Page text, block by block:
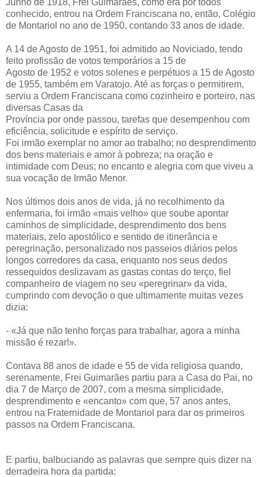
Junho de 1918, Frei Guimarães, como era por todos
conhecido, entrou na Ordem Franciscana no, então, Colégio
de Montariol no ano de 1950, contando 33 anos de idade.
A 14 de Agosto de 1951, foi admitido ao Noviciado, tendo
feito profissão de votos temporários a 15 de
Agosto de 1952 e votos solenes e perpétuos a 15 de Agosto
de 1955, também em Varatojo. Até as forças o permitirem,
serviu a Ordem Franciscana como cozinheiro e porteiro, nas
diversas Casas da
Província por onde passou, tarefas que desempenhou com
eficiência, solicitude e espírito de serviço.
Foi irmão exemplar no amor ao trabalho; no desprendimento
dos bens materiais e amor à pobreza; na oração e
intimidade com Deus; no encanto e alegria com que viveu a
sua vocação de Irmão Menor.
Nos últimos dois anos de vida, já no recolhimento da
enfermaria, foi irmão «mais velho» que soube apontar
caminhos de simplicidade, desprendimento dos bens
materiais, zelo apostólico e sentido de itinerância e
peregrinação, personalizado nos passeios diários pelos
longos corredores da casa, enquanto nos seus dedos
ressequidos deslizavam as gastas contas do terço, fiel
companheiro de viagem no seu «peregrinar» da vida,
cumprindo com devoção o que ultimamente muitas vezes
dizia:
- «Já que não tenho forças para trabalhar, agora a minha
missão é rezar!».
Contava 88 anos de idade e 55 de vida religiosa quando,
serenamente, Frei Guimarães partiu para a Casa do Pai, no
dia 7 de Março de 2007, com a mesma simplicidade,
desprendimento e «encanto» com que, 57 anos antes,
entrou na Fraternidade de Montariol para dar os primeiros
passos na Ordem Franciscana.
E partiu, balbuciando as palavras que sempre quis dizer na
derradeira hora da partida: